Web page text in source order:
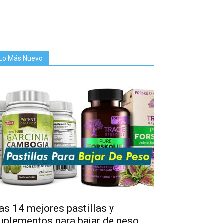
Más Nuevo
14 mejores pastillas y
para bajar de peso